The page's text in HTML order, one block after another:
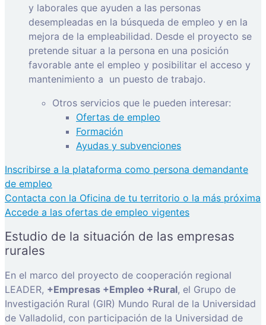
y laborales que ayuden a las personas
desempleadas en la búsqueda de empleo y en la
mejora de la empleabilidad. Desde el proyecto se
pretende situar a la persona en una posición
favorable ante el empleo y posibilitar el acceso y
mantenimiento a un puesto de trabajo.
Otros servicios que le pueden interesar:
Ofertas de empleo
Formación
Ayudas y subvenciones
Inscribirse a la plataforma como persona demandante
de empleo
Contacta con la Oficina de tu territorio o la más próxima
Accede a las ofertas de empleo vigentes
Estudio de la situación de las empresas
rurales
En el marco del proyecto de cooperación regional
LEADER, +Empresas +Empleo +Rural, el Grupo de
Investigación Rural (GIR) Mundo Rural de la Universidad
de Valladolid, con participación de la Universidad de